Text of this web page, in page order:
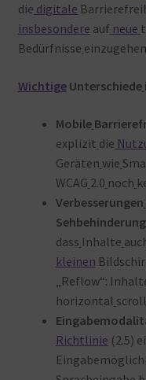
die digitale
insbesondere auf neue
Bedürfnisse einzugehen
WichtigeUnterschiede
Mobile
explizit die
Geräten wie
WCAG 2.0 noch
Verbesserungen
dass Inhalte
kleinen
„Reflow“:
horizontal
Richtlinie (2.5)